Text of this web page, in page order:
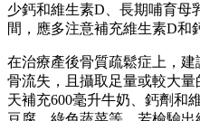
少鈣和維生素D、長期哺育母
間，應多注意補充維生素D和
在治療產後骨質疏鬆症上，
骨流失，且攝取足量或較大
天補充600毫升牛奶、鈣劑和